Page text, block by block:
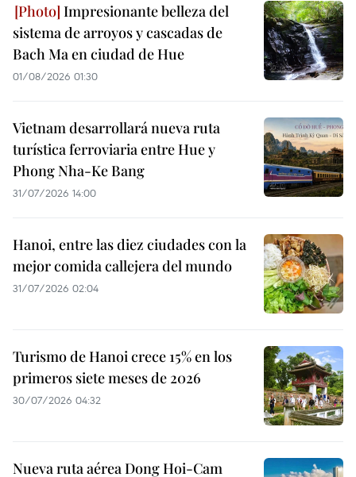
Impresionante belleza del
sistema de arroyos y cascadas de
Bach Ma en ciudad de Hue
01/08/2026 01:30
Vietnam desarrollará nueva ruta
turística ferroviaria entre Hue y
Phong Nha-Ke Bang
31/07/2026 14:00
Hanoi, entre las diez ciudades con la
mejor comida callejera del mundo
31/07/2026 02:04
Turismo de Hanoi crece 15% en los
primeros siete meses de 2026
30/07/2026 04:32
Nueva ruta aérea Dong Hoi-Cam